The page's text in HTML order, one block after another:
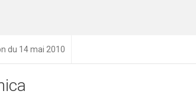
du 14 mai 2010